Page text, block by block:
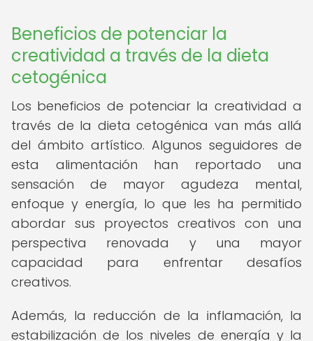
Beneficios de potenciar la
creatividad a través de la dieta
cetogénica
Los beneficios de potenciar la creatividad a
través de la dieta cetogénica van más allá
del ámbito artístico. Algunos seguidores de
esta alimentación han reportado una
sensación de mayor agudeza mental,
enfoque y energía, lo que les ha permitido
abordar sus proyectos creativos con una
perspectiva renovada y una mayor
capacidad para enfrentar desafíos
creativos.
Además, la reducción de la inflamación, la
estabilización de los niveles de energía y la